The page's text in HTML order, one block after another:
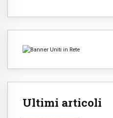
Ultimi articoli